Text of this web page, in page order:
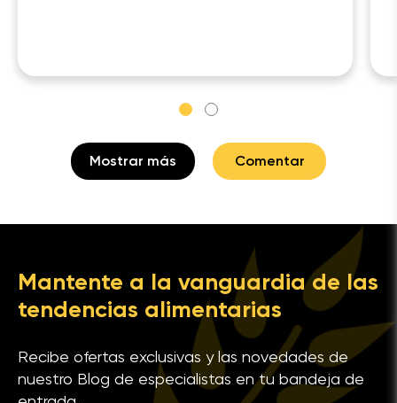
Mostrar más Comentar
Mantente a la vanguardia de las
tendencias alimentarias
Recibe ofertas exclusivas y las novedades de
nuestro Blog de especialistas en tu bandeja de